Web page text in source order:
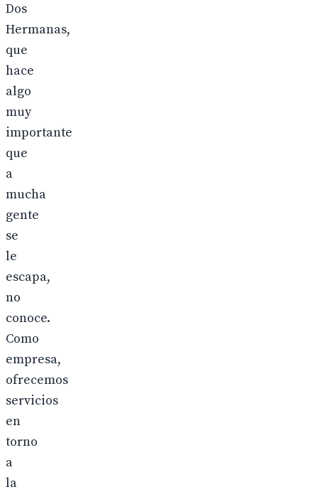
Dos
Hermanas,
que
hace
algo
muy
importante
que
a
mucha
gente
se
le
escapa,
no
conoce.
Como
empresa,
ofrecemos
servicios
en
torno
a
la